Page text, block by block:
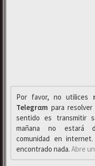
Por favor, no utilices
Telegrαm para
sentido es transmitir
mañana no estará
comunidad en
encontrado nada. Abre